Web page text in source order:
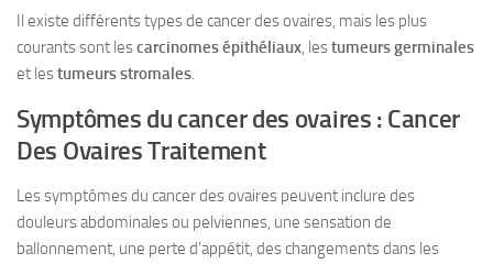
Il existe différents types de cancer des ovaires, mais les plus
courants sont lescarcinomes épithéliaux, lestumeurs germinales
et lestumeurs stromales.
Symptômes du cancer des ovaires : Cancer
Des Ovaires Traitement
Les symptômes du cancer des ovaires peuvent inclure des
douleurs abdominales ou pelviennes, une sensation de
ballonnement, une perte d’appétit, des changements dans les